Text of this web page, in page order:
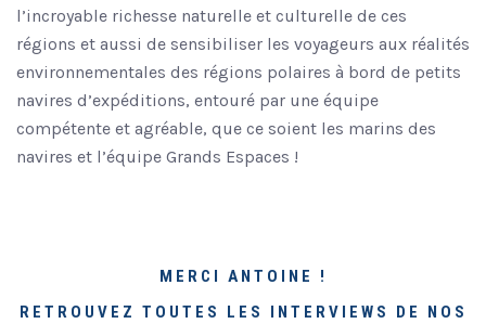
l’incroyable richesse naturelle et culturelle de ces
régions et aussi de sensibiliser les voyageurs aux réalités
environnementales des régions polaires à bord de petits
navires d’expéditions, entouré par une équipe
compétente et agréable, que ce soient les marins des
navires et l’équipe Grands Espaces !
MERCI ANTOINE !
RETROUVEZ TOUTES LES INTERVIEWS DE NOS